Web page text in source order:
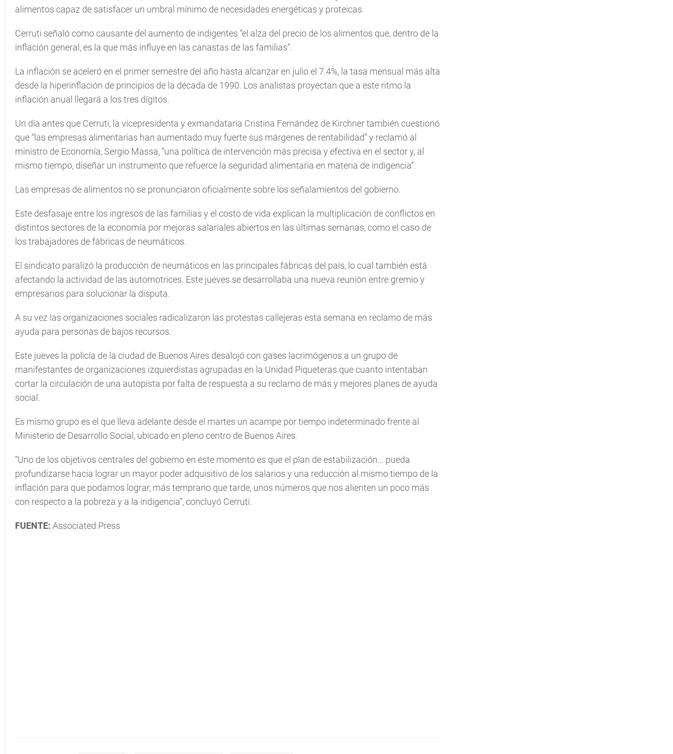
alimentos capaz de satisfacer un umbral mínimo de necesidades energéticas y proteicas.
Cerruti señaló como causante del aumento de indigentes “el alza del precio de los alimentos que, dentro de la
inflación general, es la que más influye en las canastas de las familias”.
La inflación se aceleró en el primer semestre del año hasta alcanzar en julio el 7.4%, la tasa mensual más alta
desde la hiperinflación de principios de la década de 1990. Los analistas proyectan que a este ritmo la
inflación anual llegará a los tres dígitos.
Un día antes que Cerruti, la vicepresidenta y exmandataria Cristina Fernández de Kirchner también cuestionó
que “las empresas alimentarias han aumentado muy fuerte sus márgenes de rentabilidad” y reclamó al
ministro de Economía, Sergio Massa, “una política de intervención más precisa y efectiva en el sector y, al
mismo tiempo, diseñar un instrumento que refuerce la seguridad alimentaria en materia de indigencia”.
Las empresas de alimentos no se pronunciaron oficialmente sobre los señalamientos del gobierno.
Este desfasaje entre los ingresos de las familias y el costo de vida explican la multiplicación de conflictos en
distintos sectores de la economía por mejoras salariales abiertos en las últimas semanas, como el caso de
los trabajadores de fábricas de neumáticos.
El sindicato paralizó la producción de neumáticos en las principales fábricas del país, lo cual también está
afectando la actividad de las automotrices. Este jueves se desarrollaba una nueva reunión entre gremio y
empresarios para solucionar la disputa.
A su vez las organizaciones sociales radicalizaron las protestas callejeras esta semana en reclamo de más
ayuda para personas de bajos recursos.
Este jueves la policía de la ciudad de Buenos Aires desalojó con gases lacrimógenos a un grupo de
manifestantes de organizaciones izquierdistas agrupadas en la Unidad Piqueteras que cuanto intentaban
cortar la circulación de una autopista por falta de respuesta a su reclamo de más y mejores planes de ayuda
social.
Es mismo grupo es el que lleva adelante desde el martes un acampe por tiempo indeterminado frente al
Ministerio de Desarrollo Social, ubicado en pleno centro de Buenos Aires.
“Uno de los objetivos centrales del gobierno en este momento es que el plan de estabilización... pueda
profundizarse hacia lograr un mayor poder adquisitivo de los salarios y una reducción al mismo tiempo de la
inflación para que podamos lograr, más temprano que tarde, unos números que nos alienten un poco más
con respecto a la pobreza y a la indigencia”, concluyó Cerruti.
FUENTE: Associated Press